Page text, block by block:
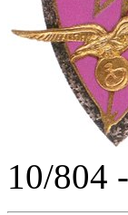
10/804